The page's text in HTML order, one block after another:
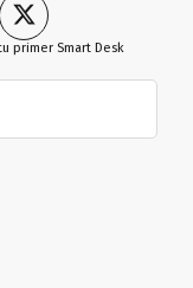
primer Smart Desk